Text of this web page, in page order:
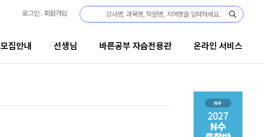
로그인 회원가입
모집안내 선생님 바른공부 자습전용관 온라인 서비스